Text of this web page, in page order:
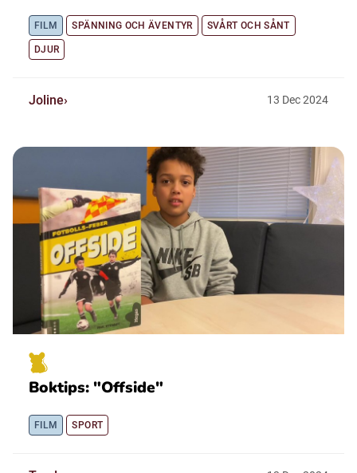
FILM SPÄNNING OCH ÄVENTYR SVÅRT OCH SÅNT
DJUR
Joline 13 Dec2024
Boktips: "Offside"
FILM SPORT